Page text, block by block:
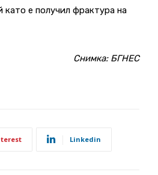
като е получил фрактура на
Снимка: БГНЕС
Linkedin